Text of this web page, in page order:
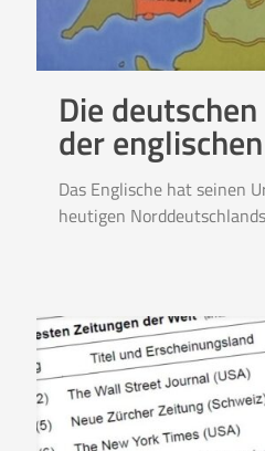
Die
der
Das Englische hat seinen
heutigen